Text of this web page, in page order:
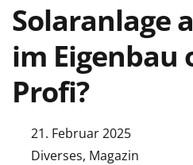
Solaranlage
im Eigenbau
Profi?
21. Februar 2025
Diverses, Magazin